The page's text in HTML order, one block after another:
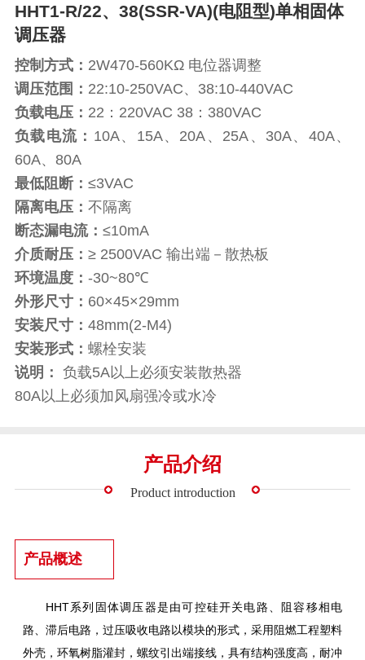
HHT1-R/22、38(SSR-VA)(电阻型)单相固体
调压器
控制方式： 2W470-560KΩ 电位器调整
调压范围： 22:10-250VAC、38:10-440VAC
负载电压： 22：220VAC 38：380VAC
负载电流： 10A、15A、20A、25A、30A、40A、
60A、80A
最低阻断： ≤3VAC
隔离电压： 不隔离
断态漏电流： ≤10mA
介质耐压： ≥ 2500VAC 输出端－散热板
环境温度： -30~80℃
外形尺寸： 60×45×29mm
安装尺寸： 48mm(2-M4)
安装形式： 螺栓安装
说明： 负载5A以上必须安装散热器
80A以上必须加风扇强冷或水冷
产品介绍
Product introduction
产品概述
HHT系列固体调压器是由可控硅开关电路、阻容移相电
路、滞后电路，过压吸收电路以模块的形式，采用阻燃工程塑料
外壳，环氧树脂灌封，螺纹引出端接线，具有结构强度高，耐冲